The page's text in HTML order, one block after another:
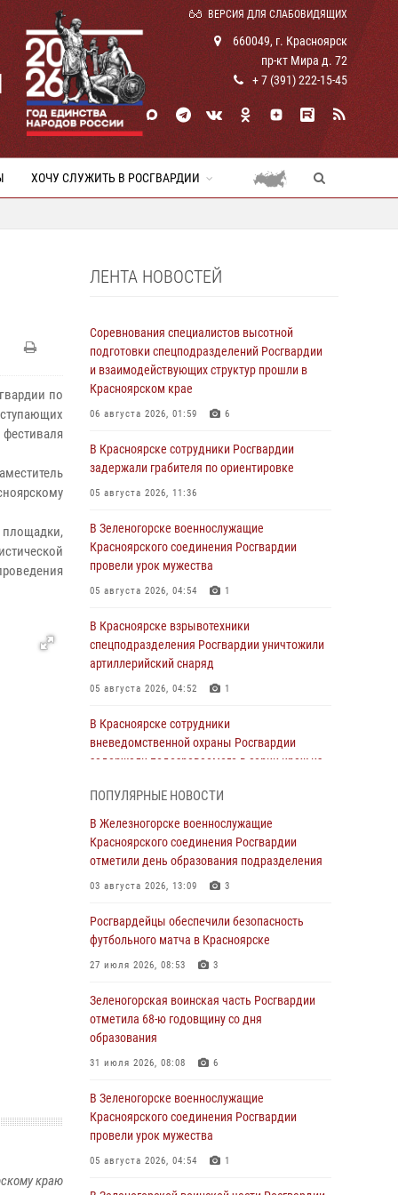
ВЕРСИЯ ДЛЯ СЛАБОВИДЯЩИХ
660049, г. Красноярск
пр-кт Мира д. 72
+ 7 (391) 222-15-45
ХОЧУ СЛУЖИТЬ В РОСГВАРДИИ
по
площадки,
краю
ЛЕНТА НОВОСТЕЙ
Соревнования специалистов высотной
подготовки спецподразделений Росгвардии
и взаимодействующих структур прошли в
Красноярском крае
06 августа 2026, 01:59 6
В Красноярске сотрудники Росгвардии
задержали грабителя по ориентировке
05 августа 2026, 11:36
В Зеленогорске военнослужащие
Красноярского соединения Росгвардии
провели урок мужества
05 августа 2026, 04:54 1
В Красноярске взрывотехники
спецподразделения Росгвардии уничтожили
артиллерийский снаряд
05 августа 2026, 04:52 1
В Красноярске сотрудники
вневедомственной охраны Росгвардии
задержали подозреваемого в серии краж из
Сотрудники Росгвардии обеспечили
общественный порядок во время
проведения экстремального заплыва в
04 августа 2026, 08:36 1
В Красноярске сотрудники Росгвардии
супермаркета
04 августа 2026, 06:50
Военнослужащие Красноярского соединения
с тонкостями РХБ защиты
03 августа 2026, 13:12 2
В Железногорске военнослужащие
отметили день образования подразделения
ПОПУЛЯРНЫЕ НОВОСТИ
В Железногорске военнослужащие
Красноярского соединения Росгвардии
отметили день образования подразделения
03 августа 2026, 13:09 3
Росгвардейцы обеспечили безопасность
футбольного матча в Красноярске
27 июля 2026, 08:53 3
Зеленогорская воинская часть Росгвардии
отметила 68-ю годовщину со дня
образования
31 июля 2026, 08:08 6
В Зеленогорске военнослужащие
Красноярского соединения Росгвардии
провели урок мужества
05 августа 2026, 04:54 1